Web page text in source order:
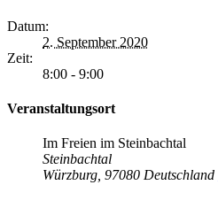
Datum:
2. September 2020
Zeit:
8:00 - 9:00
Veranstaltungsort
Im Freien im Steinbachtal
Steinbachtal
Würzburg 97080 Deutschland